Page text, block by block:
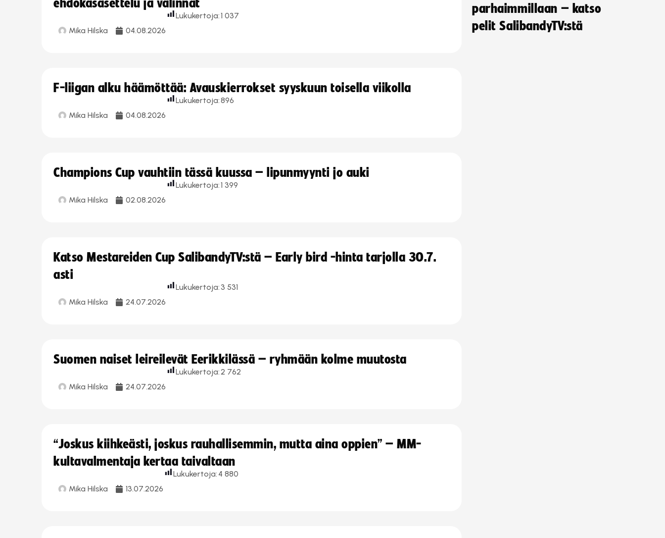
ehdokasasettelu ja valinnat
Mika Hilska 04.08.2026
Lukukertoja:1 037
F-liigan alku häämöttää: Avauskierrokset syyskuun toisella viikolla
Mika Hilska 04.08.2026
Lukukertoja:896
Champions Cup vauhtiin tässä kuussa – lipunmyynti jo auki
Mika Hilska 02.08.2026
Lukukertoja:1 399
Katso Mestareiden Cup SalibandyTV:stä – Early bird -hinta tarjolla 30.7.
asti
Mika Hilska 24.07.2026
Lukukertoja: 3 531
Suomen naiset leireilevät Eerikkilässä – ryhmään kolme muutosta
Mika Hilska 24.07.2026
Lukukertoja:2 762
“Joskus kiihkeästi, joskus rauhallisemmin, mutta aina oppien” – MM-
kultavalmentaja kertaa taivaltaan
Mika Hilska 13.07.2026
Lukukertoja: 4 880
parhaimmillaan – katso
pelit SalibandyTV:stä